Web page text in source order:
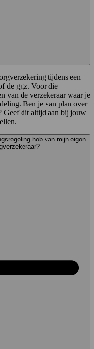
tijdens een
de ggz. Voor die
van de verzekeraar waar je
Ben je van plan over
Geef dit altijd aan bij jouw
heb van mijn eigen